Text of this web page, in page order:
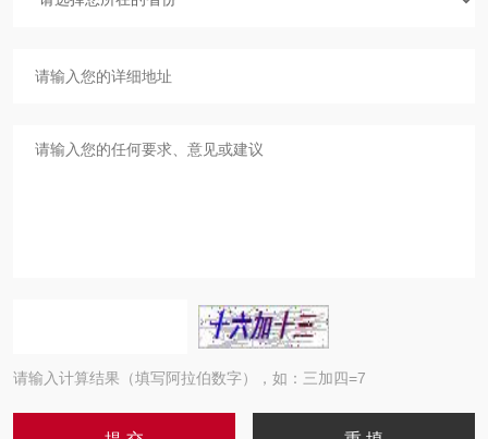
请输入计算结果（填写阿拉伯数字），如：三加四=7